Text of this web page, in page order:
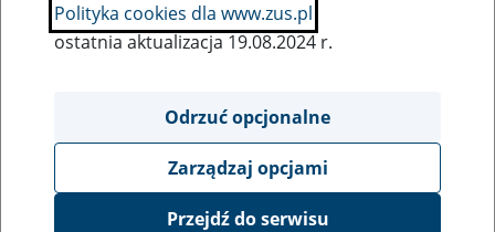
Ukryj wszystkie pozycje bazy
Polityka cookies dla www.zus.pl
ostatnia aktualizacja 19.08.2024 r.
Odrzuć opcjonalne
Zarządzaj opcjami
Przejdź do serwisu